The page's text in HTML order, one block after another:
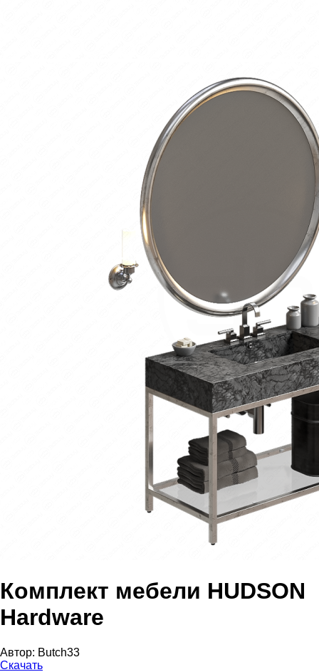
Комплект мебели HUDSON
Hardware
Автор: Butch33
Скачать